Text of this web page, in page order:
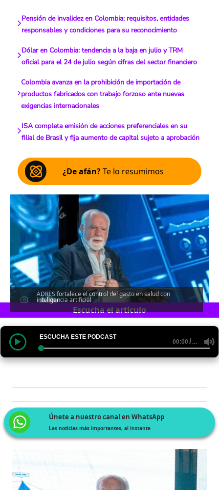
Pensión de invalidez en Colombia: requisitos, entidades
responsables y condiciones para su reconocimiento
Dólar en Colombia: tendencia a la baja en julio y TRM
oficial para el 24 de julio según cifras del sector financiero
Colombia avanza en la prohibición de importación de
productos fabricados con trabajo forzoso ante nuevas
exigencias internacionales
ISA completa emisión de acciones preferenciales en su
filial de Brasil y fija aumento de capital sujeto a aprobación
¿De afán?Te lo resumimos
ADRES fortalece el control del gasto en salud con
inteligencia artificial
Escucha el artículo
ESCUCHA ESTE PODCAST
00:00 /…
Únete a nuestro canal en WhatsApp
Las noticias más importantes, al instante